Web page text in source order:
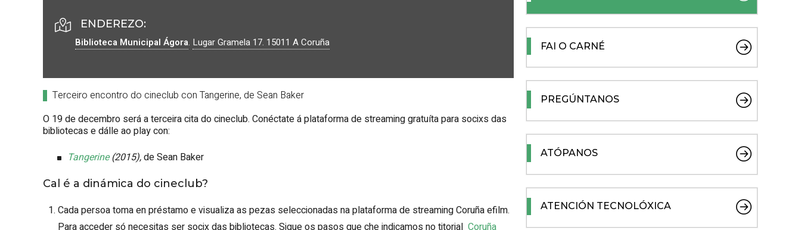
ENDEREZO:
Biblioteca Municipal Ágora. Lugar Gramela 17. 15011 A Coruña
Terceiro encontro do cineclub con Tangerine, de Sean Baker
O 19 de decembro será a terceira cita do cineclub. Conéctate á plataforma de streaming gratuíta para socixs das
bibliotecas e dálle ao play con:
Tangerine(2015),de Sean Baker
Cal é a dinámica do cineclub?
Cada persoa toma en préstamo e visualiza as pezas seleccionadas na plataforma de streaming Coruña efilm.
Para acceder só necesitas ser socix das bibliotecas. Sigue os pasos que che indicamos no titorial Coruña
FAI O CARNÉ
PREGÚNTANOS
ATÓPANOS
ATENCIÓN TECNOLÓXICA